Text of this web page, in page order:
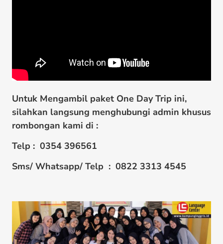
Untuk Mengambil paket One Day Trip ini,
silahkan langsung menghubungi admin khusus
rombongan kami di :
Telp : 0354 396561
Sms/ Whatsapp/ Telp : 0822 3313 4545